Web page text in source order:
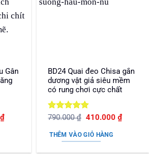
Gân
₫Giá
hiện
BD24 Quai đeo Chisa gắn
dương vật giả siêu mềm
có rung chơi cực chất
Được xếp
sao
790.000₫ Giá
là:
790.000 ₫.
410.000 ₫Giá
hiện
THÊM VÀO GIỎ HÀNG